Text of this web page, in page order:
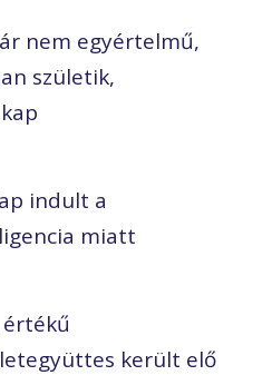
nem egyértelmű,
születik,
indult a
miatt
került elő